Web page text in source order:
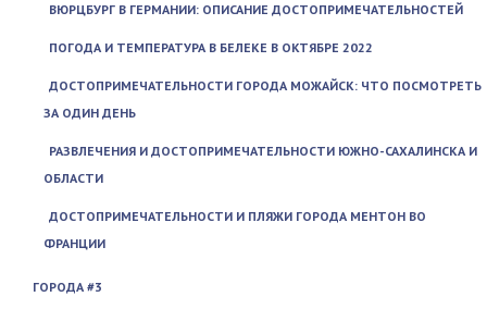
ВЮРЦБУРГ В ГЕРМАНИИ: ОПИСАНИЕ ДОСТОПРИМЕЧАТЕЛЬНОСТЕЙ
ПОГОДА И ТЕМПЕРАТУРА В БЕЛЕКЕ В ОКТЯБРЕ 2022
ДОСТОПРИМЕЧАТЕЛЬНОСТИ ГОРОДА МОЖАЙСК: ЧТО ПОСМОТРЕТЬ
ЗА ОДИН ДЕНЬ
РАЗВЛЕЧЕНИЯ И ДОСТОПРИМЕЧАТЕЛЬНОСТИ ЮЖНО-САХАЛИНСКА И
ОБЛАСТИ
ДОСТОПРИМЕЧАТЕЛЬНОСТИ И ПЛЯЖИ ГОРОДА МЕНТОН ВО
ФРАНЦИИ
ГОРОДА #3